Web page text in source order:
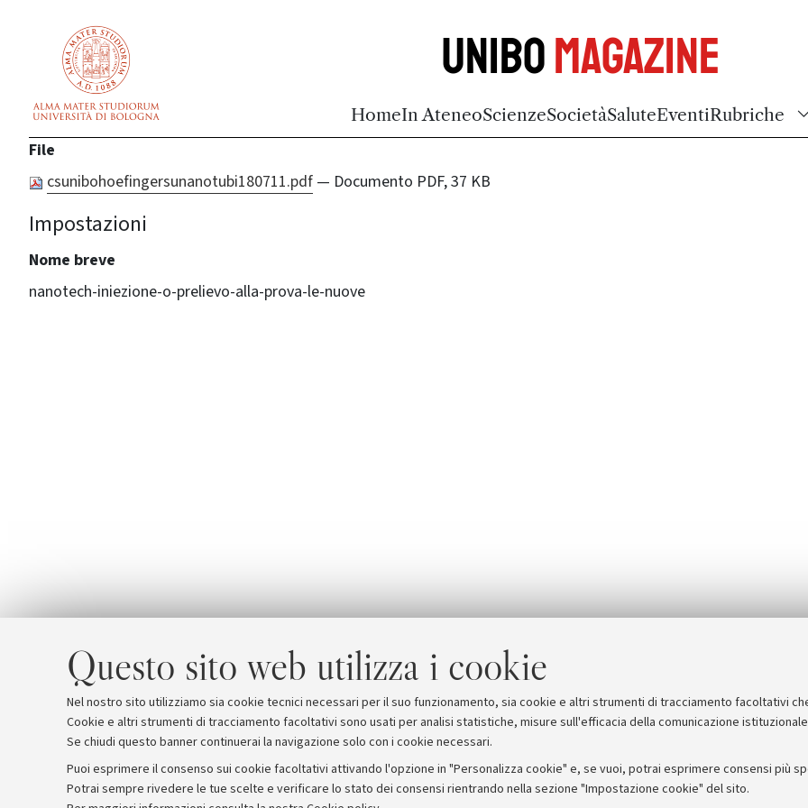
Questo sito web utilizza i cookie
Nel nostro sito utilizziamo sia cookie tecnici necessari per il suo funzionamento, sia cookie e altri strumenti di tracciamento facoltativi
Cookie e altri strumenti di tracciamento facoltativi sono usati per analisi statistiche, misure sull'efficacia della comunicazione
Se chiudi questo banner continuerai la navigazione solo con i cookie necessari.
Puoi esprimere il consenso sui cookie facoltativi attivando l'opzione in "Personalizza cookie" e, se vuoi, potrai esprimere consensi più
Potrai sempre rivedere le tue scelte e verificare lo stato dei consensi rientrando nella sezione "Impostazione cookie" del sito.
UniboMagazine
HomeIn AteneoScienzeSocietàSaluteEventiRubriche
File
csunibohoefingersunanotubi180711.pdf — Documento PDF, 37 KB
Impostazioni
Nome breve
nanotech-iniezione-o-prelievo-alla-prova-le-nuove
Archivio Comunicati stampa Redazione Rassegna stampa